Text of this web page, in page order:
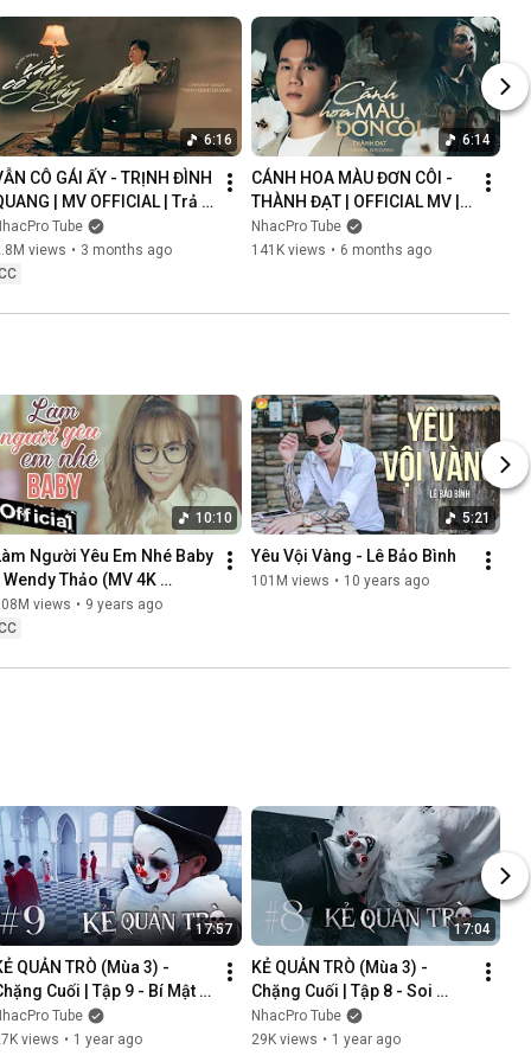
6:16
CÔ GÁI ẤY - TRỊNH ĐÌNH
| MV OFFICIAL | Trả
Em Quá Khứ Đau Lòng
Lỗi Vì Làm Em Khóc
Tube
views • 3 months ago
6:14
CÁNH HOA MÀU ĐƠN CÔI -
THÀNH ĐẠT | OFFICIAL MV |
Anh Nghĩ Chắc Là Ý Trời
Nhưng Buồn Lắm Người Ơi...
NhacPro Tube
141K views • 6 months ago
10:10
Người Yêu Em Nhé Baby
Wendy Thảo (MV 4K
views • 9 years ago
5:21
Yêu Vội Vàng - Lê Bảo Bình
101M views • 10 years ago
17:57
QUẢN TRÒ (Mùa 3) -
Cuối | Tập 9 - Bí Mật
| GAME CUNG HOÀNG
|| Web Drama 2025
Tube
views • 1 year ago
17:04
KẺ QUẢN TRÒ (Mùa 3) -
Chặng Cuối | Tập 8 - Soi
Cung | GAME CUNG HOÀNG
ĐẠO || Web Drama 2025
NhacPro Tube
29K views • 1 year ago